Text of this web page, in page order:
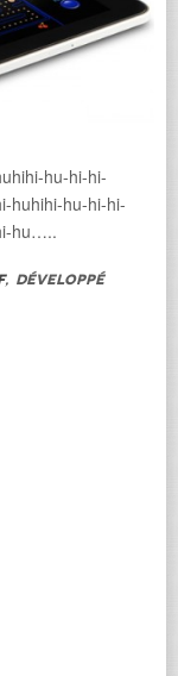
hu-hi-hi-
huhihi-hu-hi-hi-
hu…..
, développé